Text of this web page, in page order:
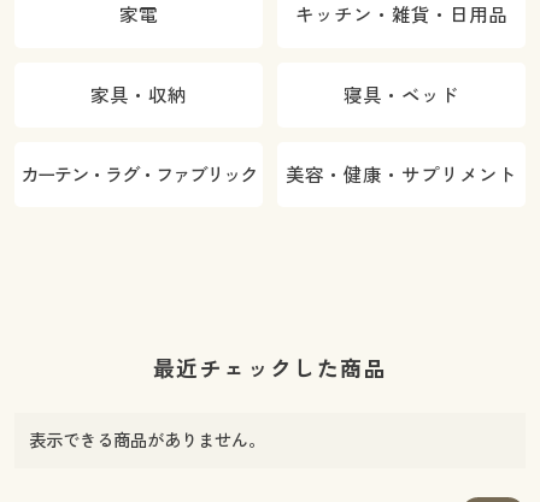
家電 キッチン・雑貨・日用品
家具・収納 寝具・ベッド
カーテン・ラグ・ファブリック 美容・健康・サプリメント
最近チェックした商品
表示できる商品がありません。